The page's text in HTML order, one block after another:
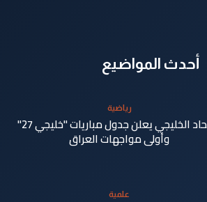
أحدث المواضيع
رياضية
الاتحاد الخليجي يعلن جدول مباريات "خليجي 27"
وأولى مواجهات العراق
علمية